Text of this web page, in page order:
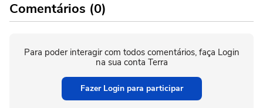
Comentários (0)
Para poder interagir com todos comentários, faça Login
na sua conta Terra
Fazer Login para participar